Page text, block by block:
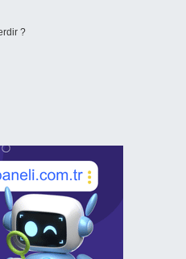
?